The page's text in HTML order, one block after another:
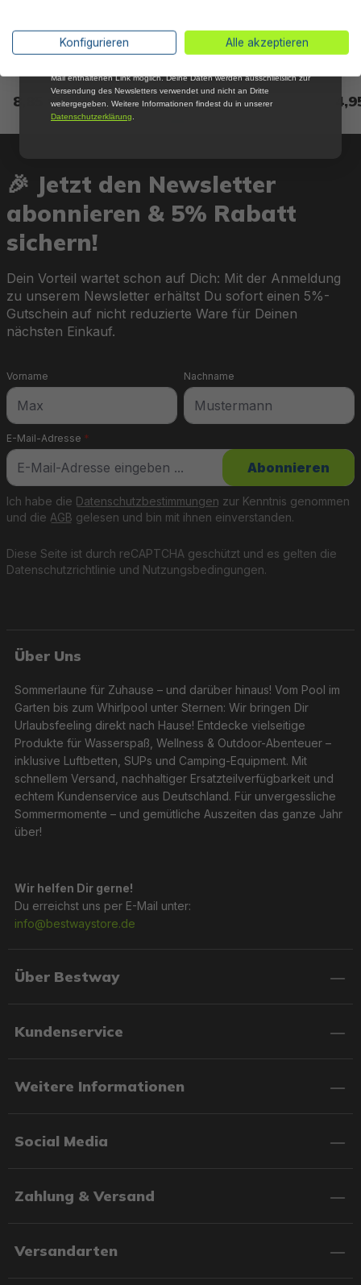
Sicherungsbolzen & Dichtung
(grau/je 10 Stk) Steel Pro
8,85 €*
Vertikales Poolbein (grau) für
Steel Pro MAX™ Pool
rund
16,85 €*
🎉 Jetzt den Newsletter
abonnieren & 5% Rabatt
sichern!
Dein Vorteil wartet schon auf Dich: Mit der Anmeldung
zu unserem Newsletter erhältst Du sofort einen 5%-
Gutschein auf nicht reduzierte Ware für Deinen
nächsten Einkauf.
E-Mail-Adresse *
Vorname Nachname
Diese Seite ist durch reCAPTCHA geschützt und es gelten die
Datenschutzrichtlinie und Nutzungsbedingungen.
Ich habe die Datenschutzbestimmungen zur Kenntnis genommen
und die AGB gelesen und bin mit ihnen einverstanden.
Abonnieren
Über Uns
Sommerlaune für Zuhause – und darüber hinaus! Vom Pool im
Garten bis zum Whirlpool unter Sternen: Wir bringen Dir
Urlaubsfeeling direkt nach Hause! Entdecke vielseitige
Produkte für Wasserspaß, Wellness & Outdoor-Abenteuer –
inklusive Luftbetten, SUPs und Camping-Equipment. Mit
schnellem Versand, nachhaltiger Ersatzteilverfügbarkeit und
echtem Kundenservice aus Deutschland. Für unvergessliche
Sommermomente – und gemütliche Auszeiten das ganze Jahr
über!
Wir helfen Dir gerne!
Du erreichst uns per E-Mail unter:
info@bestwaystore.de
Über Bestway
Kundenservice
Weitere Informationen
Social Media
Zahlung & Versand
Versandarten
Konfigurieren Alle akzeptieren
*Mit der Anmeldung zum Newsletter stimmst du zu, regelmäßig per E-
Mail über aktuelle Angebote, Aktionen und Produktneuheiten
Mail enthaltenen Link möglich. Deine Daten werden ausschließlich zur
Versendung des Newsletters verwendet und nicht an Dritte
weitergegeben. Weitere Informationen findest du in unserer
Datenschutzerklärung